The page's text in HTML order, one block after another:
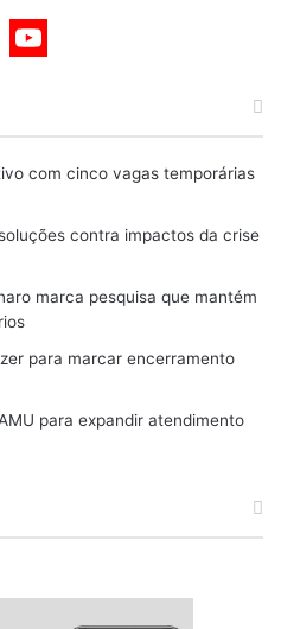
u
T
u
e
com cinco vagas temporárias
contra impactos da crise
marca pesquisa que mantém
para marcar encerramento
para expandir atendimento